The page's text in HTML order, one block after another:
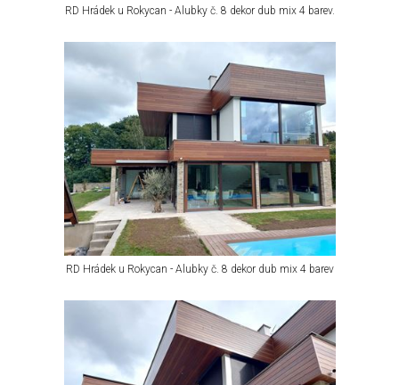
RD Hrádek u Rokycan - Alubky č. 8 dekor dub mix 4 barev.
RD Hrádek u Rokycan - Alubky č. 8 dekor dub mix 4 barev